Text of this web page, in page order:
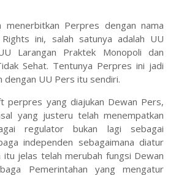
menerbitkan Perpres dengan nama
ini, salah satunya adalah UU
Larangan Praktek Monopoli dan
Sehat. Tentunya Perpres ini jadi
UU Pers itu sendiri.
perpres yang diajukan Dewan Pers,
yang justeru telah menempatkan
regulator bukan lagi sebagai
independen sebagaimana diatur
itu jelas telah merubah fungsi Dewan
Pemerintahan yang mengatur